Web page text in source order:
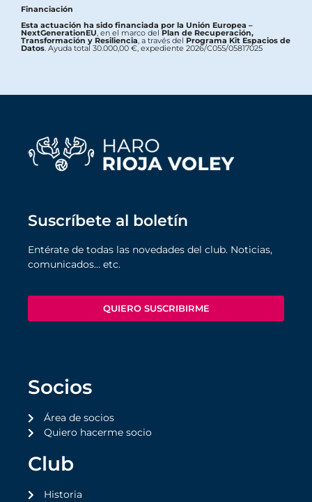
Financiación
Esta actuación ha sido financiada por la Unión Europea –
NextGenerationEU , en el marco delPlan de Recuperación,
Transformación y Resiliencia , a través del Programa Kit Espacios de
Datos . Ayuda total 30.000,00 €, expediente 2026/C055/05817025
Suscríbete al boletín
Entérate de todas las novedades del club. Noticias,
comunicados… etc.
QUIERO SUSCRIBIRME
Socios
Área de socios
Quiero hacerme socio
Club
Historia